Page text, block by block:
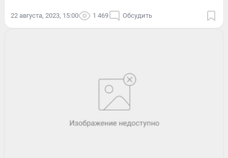
22 августа, 2023, 15:00 1 469 Обсудить